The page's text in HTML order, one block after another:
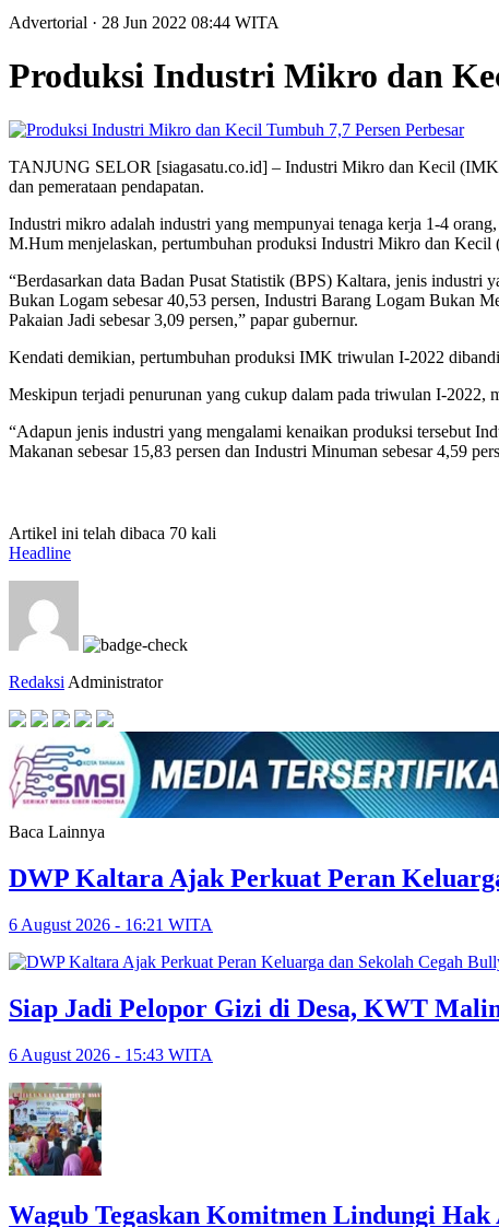
Advertorial · 28 Jun 2022 08:44 WITA
Produksi Industri Mikro dan
Perbesar
TANJUNG SELOR [siagasatu.co.id] – Industri Mikro dan Kecil
dan pemerataan pendapatan.
Industri mikro adalah industri yang mempunyai tenaga kerja 1-4
M.Hum menjelaskan, pertumbuhan produksi Industri Mikro dan
“Berdasarkan data Badan Pusat Statistik (BPS) Kaltara, jenis
Bukan Logam sebesar 40,53 persen, Industri Barang Logam Bukan
Pakaian Jadi sebesar 3,09 persen,” papar gubernur.
Kendati demikian, pertumbuhan produksi IMK triwulan I-2022
Meskipun terjadi penurunan yang cukup dalam pada triwulan I-2022,
“Adapun jenis industri yang mengalami kenaikan produksi tersebut
Makanan sebesar 15,83 persen dan Industri Minuman sebesar 4,59
Artikel ini telah dibaca 70 kali
Headline
Redaksi Administrator
Baca Lainnya
DWP Kaltara Ajak Perkuat Peran
6 August 2026 - 16:21 WITA
Siap Jadi Pelopor Gizi di Desa, KWT
6 August 2026 - 15:43 WITA
Wagub Tegaskan Komitmen Lindungi